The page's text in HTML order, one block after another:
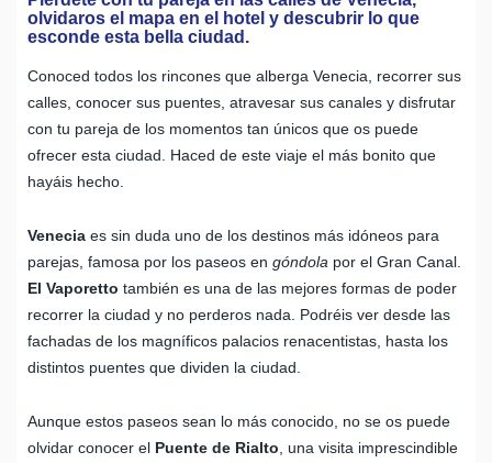
olvidaros el mapa en el hotel y descubrir lo que
esconde esta bella ciudad.
Conoced todos los rincones que alberga Venecia, recorrer sus
calles, conocer sus puentes, atravesar sus canales y disfrutar
con tu pareja de los momentos tan únicos que os puede
ofrecer esta ciudad. Haced de este viaje el más bonito que
hayáis hecho.
Venecia es sin duda uno de los destinos más idóneos para
parejas, famosa por los paseos en góndola por el Gran Canal.
El Vaporetto también es una de las mejores formas de poder
recorrer la ciudad y no perderos nada. Podréis ver desde las
fachadas de los magníficos palacios renacentistas, hasta los
distintos puentes que dividen la ciudad.
Aunque estos paseos sean lo más conocido, no se os puede
olvidar conocer el Puente de Rialto , una visita imprescindible